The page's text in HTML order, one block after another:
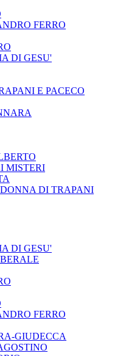
FERRO
DI GESU'
E PACECO
MISTERI
DI TRAPANI
DI GESU'
FERRO
GIUDECCA